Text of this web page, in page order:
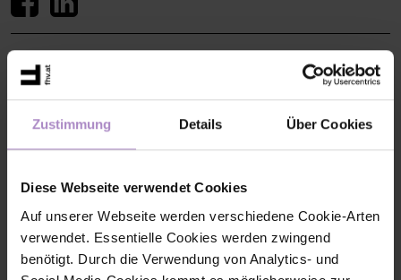
Zustimmung Details Über Cookies
Diese Webseite verwendet Cookies
Auf unserer Webseite werden verschiedene Cookie-Arten
verwendet. Essentielle Cookies werden zwingend
benötigt. Durch die Verwendung von Analytics- und
< zurück zur Übersicht